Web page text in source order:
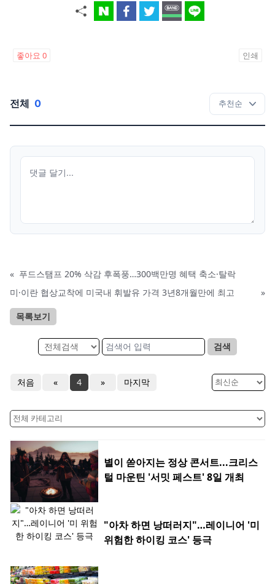
좋아요 0 인쇄
전체 0
« 푸드스탬프 20% 삭감 후폭풍…300백만명 혜택 축소·탈락
미·이란 협상교착에 미국내 휘발유 가격 3년8개월만에 최고
»
목록보기
검색
처음 « 4 » 마지막
별이 쏟아지는 정상 콘서트...크리스
털 마운틴 '서밋 페스트' 8일 개최
"아차 하면 낭떠러지"…레이니어 '미
위험한 하이킹 코스' 등극